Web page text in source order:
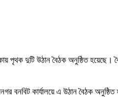
পৃথক দুটি উঠান বৈঠক অনুষ্ঠিত হয়েছে।
বনবিট কার্যালয়ে এ উঠান বৈঠক